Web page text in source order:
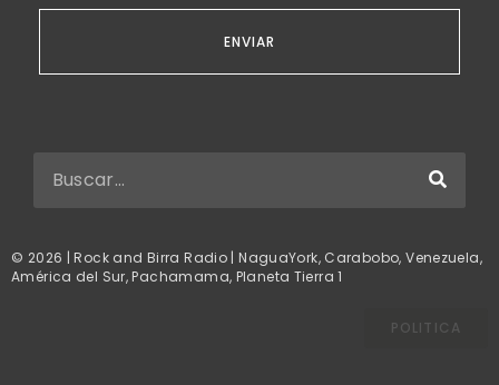
ENVIAR
© 2026 | Rock and Birra Radio | NaguaYork, Carabobo, Venezuela,
América del Sur, Pachamama, Planeta Tierra 1
POLITICA